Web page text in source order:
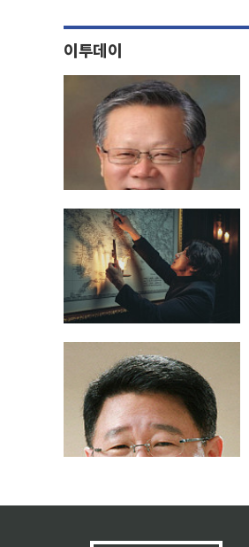
이투데이